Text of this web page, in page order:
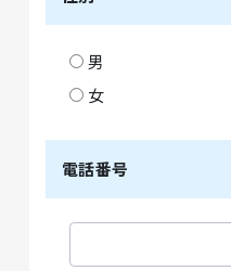
男
女
電話番号